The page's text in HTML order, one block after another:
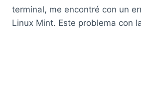
terminal, me encontré con un
Linux Mint. Este problema con